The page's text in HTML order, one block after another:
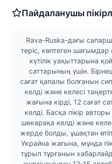
Пайдаланушы
Rava-Ruska-дағы
теріс, көптеген
күтілік уақыттарына
саттарының үшін.
сағат қапалы болғанын
келді және келесі
жағына кірді, 12 сағат
келді. Басқа пікір
шекарақа келді және
жерде болды, ұшақтан
Украйна жағына, мұнда
тұрып тұрғанын